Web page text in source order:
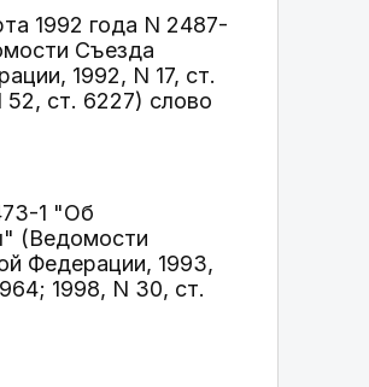
1992 года N 2487-
Съезда
1992, N 17, ст.
ст. 6227) слово
1 "Об
(Ведомости
Федерации, 1993,
1998, N 30, ст.